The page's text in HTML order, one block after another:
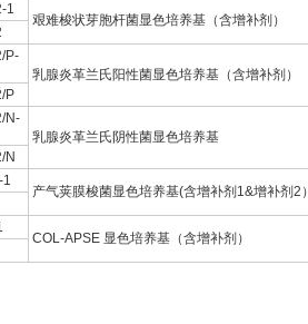
1
艰难梭状芽胞杆菌显色培养基（含增补剂）
P-
乳腺炎革兰氏阳性菌显色培养基（含增补剂）
P
N-
乳腺炎革兰氏阴性菌显色培养基
N
1
产气荚膜梭菌显色培养基(含增补剂1&增补剂2）
COL-APSE 显色培养基（含增补剂）